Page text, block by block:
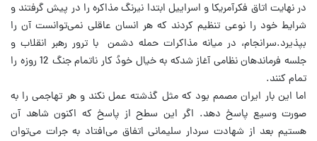
در نهایت اتاق فکرآمریکا و اسراییل ابتدا نیرنگ مذاکره را در پیش گرفتند و
شرایط خود را نوعی ‌تنظیم کردند که هر انسان عاقلی نمی‌توانست آن را
بپذیرد.سرانجام، در میانه مذاکرات حمله ‌دشمن با ترور رهبر انقلاب و
جلسه فرماندهان نظامی آغاز شدکه به خیال خودُ کار ناتمام جنگ ‌‌12 روزه را
تمام کنند. ‌
اما این بار ایران مصمم بود که مثل گذشته عمل نکند و هر تهاجمی را به
صورت وسیع پاسخ ‌دهد. اگر این سطح از پاسخ که اکنون شاهد آن
هستیم بعد از شهادت سردار سلیمانی اتفاق ‌می‌افتاد به جرات می‌توان